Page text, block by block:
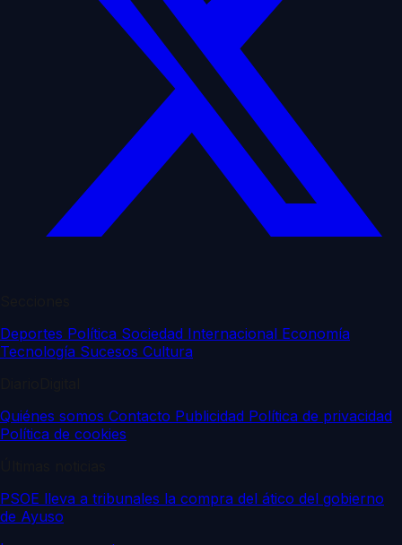
Deportes Política Sociedad Internacional Economía
Tecnología Sucesos Cultura
Quiénes somos Contacto Publicidad Política de privacidad
Política de cookies
PSOE lleva a tribunales la compra del ático del gobierno
de Ayuso